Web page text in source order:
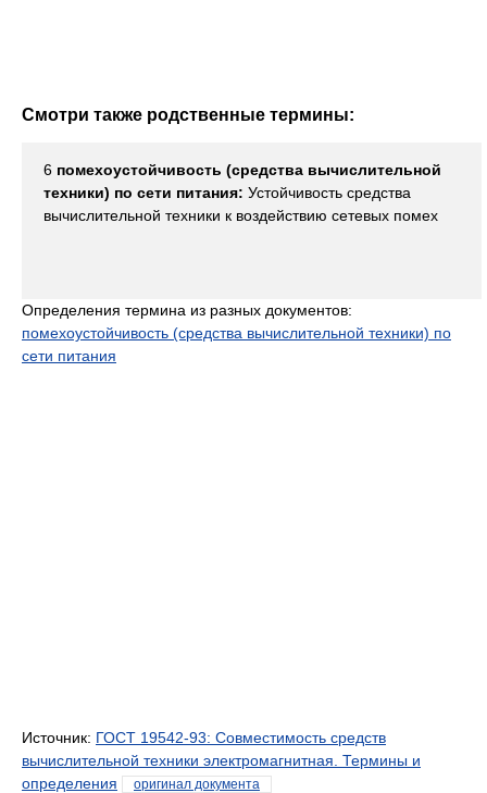
Смотри также родственные термины:
6 помехоустойчивость (средства вычислительной
техники) по сети питания: Устойчивость средства
вычислительной техники к воздействию сетевых помех
Определения термина из разных документов:
помехоустойчивость (средства вычислительной техники) по
сети питания
Источник: ГОСТ 19542-93: Совместимость средств
вычислительной техники электромагнитная. Термины и
определения
оригинал документа